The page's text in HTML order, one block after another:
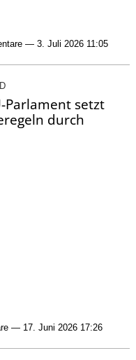
— 3. Juli 2026 11:05
Parlament setzt
durch
— 17. Juni 2026 17:26